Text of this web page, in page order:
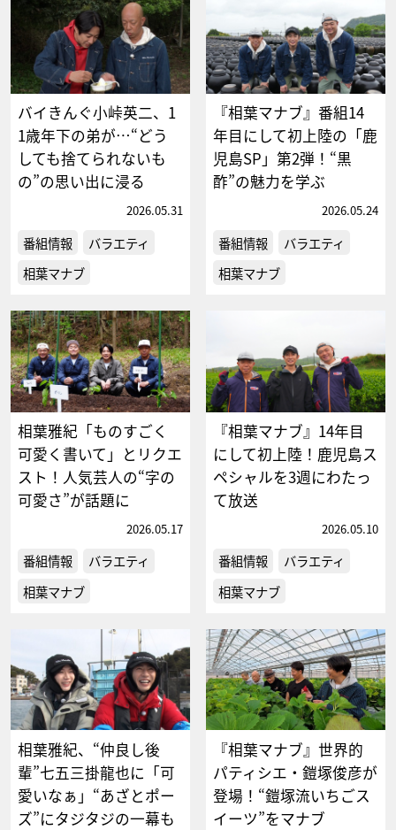
バイきんぐ小峠英二、1
1歳年下の弟が…“どう
しても捨てられないも
の”の思い出に浸る
2026.05.31
番組情報
バラエティ
相葉マナブ
『相葉マナブ』番組14
年目にして初上陸の「鹿
児島SP」第2弾！“黒
酢”の魅力を学ぶ
2026.05.24
番組情報
バラエティ
相葉マナブ
相葉雅紀「ものすごく
可愛く書いて」とリクエ
スト！人気芸人の“字の
可愛さ”が話題に
2026.05.17
番組情報
バラエティ
相葉マナブ
『相葉マナブ』14年目
にして初上陸！鹿児島ス
ペシャルを3週にわたっ
て放送
2026.05.10
番組情報
バラエティ
相葉マナブ
相葉雅紀、“仲良し後
輩”七五三掛龍也に「可
愛いなぁ」“あざとポー
ズ”にタジタジの一幕も
『相葉マナブ』世界的
パティシエ・鎧塚俊彦が
登場！“鎧塚流いちごス
イーツ”をマナブ